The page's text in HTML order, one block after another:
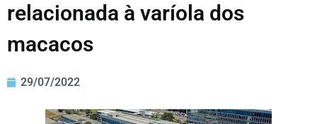
relacionada à varíola dos
macacos
29/07/2022